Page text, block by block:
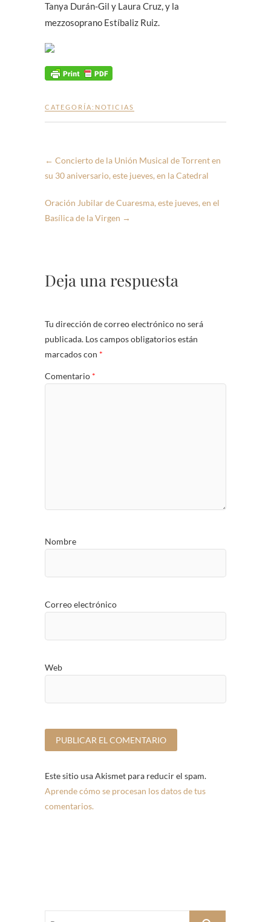
Tanya Durán-Gil y Laura Cruz, y la
mezzosoprano Estíbaliz Ruiz.
CATEGORÍA: NOTICIAS
← Concierto de la Unión Musical de Torrent en
su 30 aniversario, este jueves, en la Catedral
Oración Jubilar de Cuaresma, este jueves, en el
Basílica de la Virgen →
Deja una respuesta
Tu dirección de correo electrónico no será
publicada. Los campos obligatorios están
marcados con *
Comentario *
Nombre
Correo electrónico
Web
Este sitio usa Akismet para reducir el spam.
Aprende cómo se procesan los datos de tus
comentarios.
Buscar